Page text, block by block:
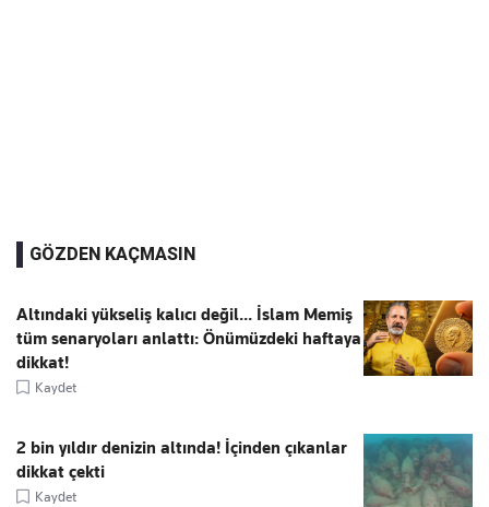
GÖZDEN KAÇMASIN
Altındaki yükseliş kalıcı değil... İslam Memiş
tüm senaryoları anlattı: Önümüzdeki haftaya
dikkat!
Kaydet
2 bin yıldır denizin altında! İçinden çıkanlar
dikkat çekti
Kaydet